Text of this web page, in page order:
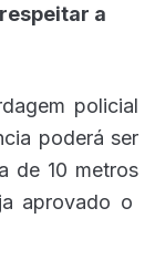
a
policial
poderá ser
de 10 metros
aprovado o